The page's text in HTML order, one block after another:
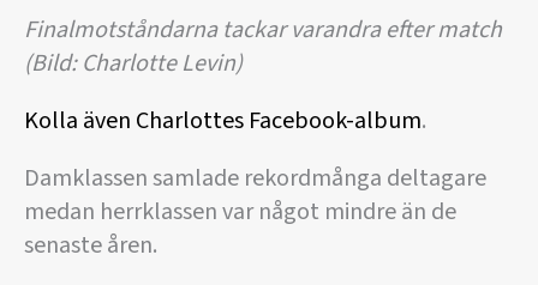
Finalmotståndarna tackar varandra efter match
(Bild: Charlotte Levin)
Kolla även Charlottes Facebook-album.
Damklassen samlade rekordmånga deltagare
medan herrklassen var något mindre än de
senaste åren.